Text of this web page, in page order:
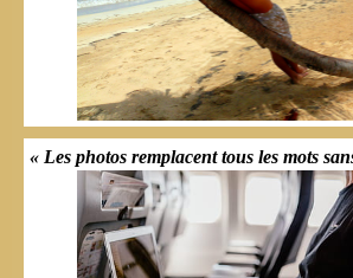
« Les photos remplacent tous les mots